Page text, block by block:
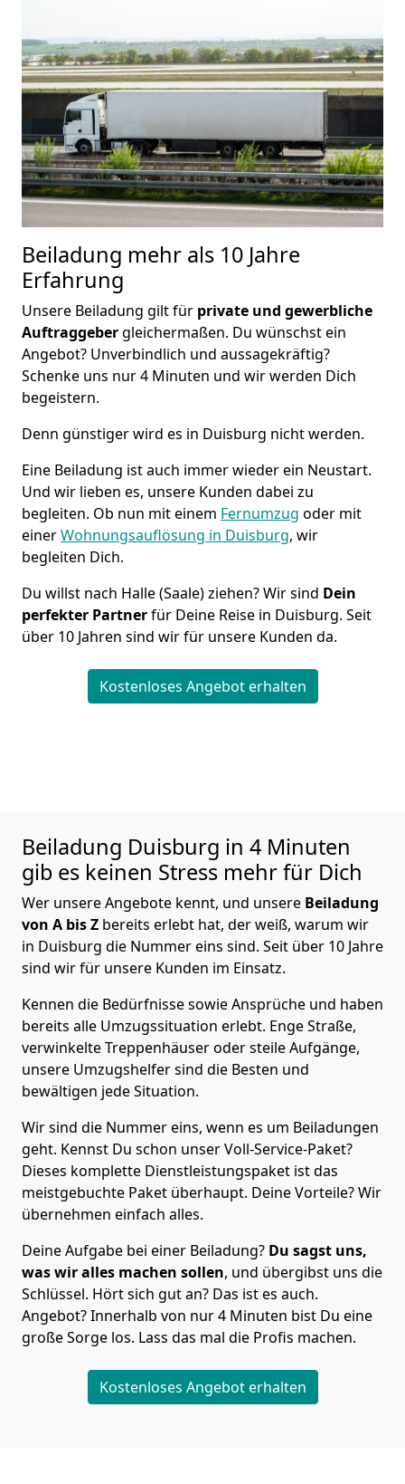
Beiladung mehr als 10 Jahre
Erfahrung
Unsere Beiladung gilt für private und gewerbliche
Auftraggebergleichermaßen. Du wünschst ein
Angebot? Unverbindlich und aussagekräftig?
Schenke uns nur 4 Minuten und wir werden Dich
begeistern.
Denn günstiger wird es in Duisburg nicht werden.
Eine Beiladung ist auch immer wieder ein Neustart.
Und wir lieben es, unsere Kunden dabei zu
begleiten. Ob nun mit einem Fernumzug oder mit
einerWohnungsauflösung in Duisburg, wir
begleiten Dich.
Du willst nach Halle (Saale) ziehen? Wir sind Dein
perfekter Partnerfür Deine Reise in Duisburg. Seit
über 10 Jahren sind wir für unsere Kunden da.
Kostenloses Angebot erhalten
Beiladung Duisburg in 4 Minuten
gib es keinen Stress mehr für Dich
Wer unsere Angebote kennt, und unsere Beiladung
von A bis Z bereits erlebt hat, der weiß, warum wir
in Duisburg die Nummer eins sind. Seit über 10 Jahre
sind wir für unsere Kunden im Einsatz.
Kennen die Bedürfnisse sowie Ansprüche und haben
bereits alle Umzugssituation erlebt. Enge Straße,
verwinkelte Treppenhäuser oder steile Aufgänge,
unsere Umzugshelfer sind die Besten und
bewältigen jede Situation.
Wir sind die Nummer eins, wenn es um Beiladungen
geht. Kennst Du schon unser Voll-Service-Paket?
Dieses komplette Dienstleistungspaket ist das
meistgebuchte Paket überhaupt. Deine Vorteile? Wir
übernehmen einfach alles.
Deine Aufgabe bei einer Beiladung? Du sagst uns,
was wir alles machen sollen, und übergibst uns die
Schlüssel. Hört sich gut an? Das ist es auch.
Angebot? Innerhalb von nur 4 Minuten bist Du eine
große Sorge los. Lass das mal die Profis machen.
Kostenloses Angebot erhalten